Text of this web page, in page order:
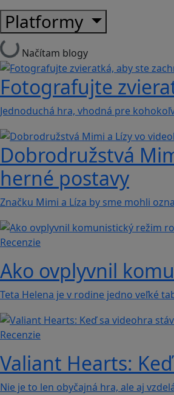
Platformy
Načítam blogy
Fotografujte
Jednoduchá hra, vhodná pre
Dobrodružstvá
herné postavy
Značku Mimi a Líza by sme mohli
Recenzie
Ako ovplyvnil
Teta Helena je v rodine jedno veľké
Recenzie
Valiant Hearts:
Nie je to len obyčajná hra, ale aj